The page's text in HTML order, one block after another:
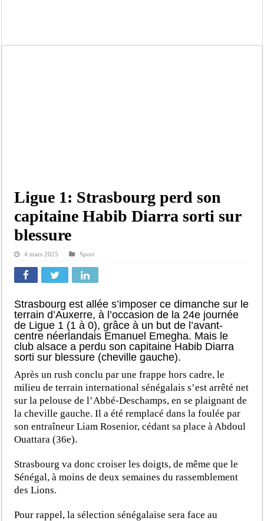
Ligue 1: Strasbourg perd son
capitaine Habib Diarra sorti sur
blessure
4 mars 2025 Sport
Strasbourg est allée s’imposer ce dimanche sur le
terrain d’Auxerre, à l’occasion de la 24e journée
de Ligue 1 (1 à 0), grâce à un but de l’avant-
centre néerlandais Emanuel Emegha. Mais le
club alsace a perdu son capitaine Habib Diarra
sorti sur blessure (cheville gauche).
Après un rush conclu par une frappe hors cadre, le
milieu de terrain international sénégalais s’est arrêté net
sur la pelouse de l’Abbé-Deschamps, en se plaignant de
la cheville gauche. Il a été remplacé dans la foulée par
son entraîneur Liam Rosenior, cédant sa place à Abdoul
Ouattara (36e).
Strasbourg va donc croiser les doigts, de même que le
Sénégal, à moins de deux semaines du rassemblement
des Lions.
Pour rappel, la sélection sénégalaise sera face au